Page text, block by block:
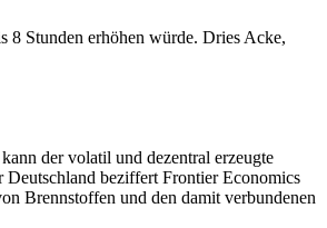
8 Stunden erhöhen würde. Dries Acke,
der volatil und dezentral erzeugte
Deutschland beziffert Frontier Economics
Brennstoffen und den damit verbundenen